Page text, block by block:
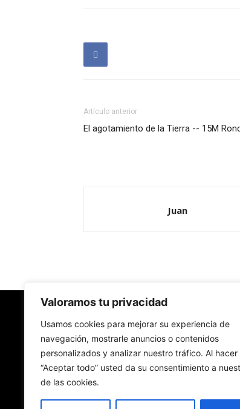
Valoramos tu privacidad
Usamos cookies para mejorar su experiencia de
navegación, mostrarle anuncios o contenidos
personalizados y analizar nuestro tráfico. Al hacer
“Aceptar todo” usted da su consentimiento a
de las cookies.
Artículo anterior
El agotamiento de la Tierra -- 15M
Juan
Redes Cristianas
Una mirada alternativa sobre la Iglesia
- Colectivos de Redes Cristianas